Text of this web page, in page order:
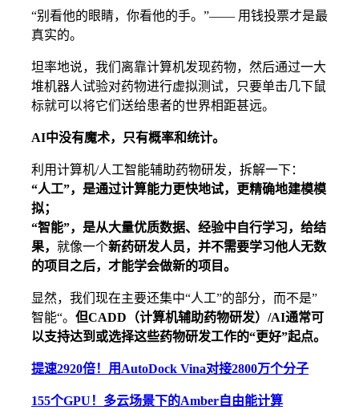
“别看他的眼睛，你看他的手。”—— 用钱投票才是最
真实的。
坦率地说，我们离靠计算机发现药物，然后通过一大
堆机器人试验对药物进行虚拟测试，只要单击几下鼠
标就可以将它们送给患者的世界相距甚远。
AI中没有魔术，只有概率和统计。
利用计算机/人工智能辅助药物研发，拆解一下：
“人工”，是通过计算能力更快地试，更精确地建模模
拟；
“智能”，是从大量优质数据、经验中自行学习，给结
果， 就像一个新药研发人员，并不需要学习他人无数
的项目之后，才能学会做新的项目。
显然，我们现在主要还集中“人工”的部分，而不是”
智能“。 但CADD（计算机辅助药物研发）/AI通常可
以支持达到或选择这些药物研发工作的“更好”起点。
提速2920倍！用AutoDock Vina对接2800万个分子
155个GPU！多云场景下的Amber自由能计算